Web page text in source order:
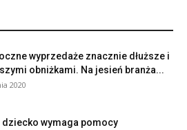
wyprzedaże znacznie dłuższe i
obniżkami. Na jesień branża...
2020
dziecko wymaga pomocy